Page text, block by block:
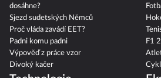
dosáhne?
Sjezd sudetských Němců
Proč vláda zavádí EET?
Padni komu padni
Výpověď z práce vzor
Divoký kačer
F1